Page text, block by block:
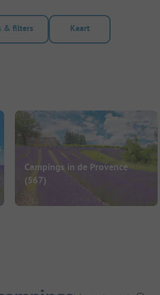
& filters Kaart
Campings in de Provence
(567)